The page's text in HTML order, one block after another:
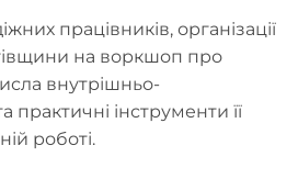
працівників, організації
на воркшоп про
внутрішньо-
практичні інструменти її
роботі.